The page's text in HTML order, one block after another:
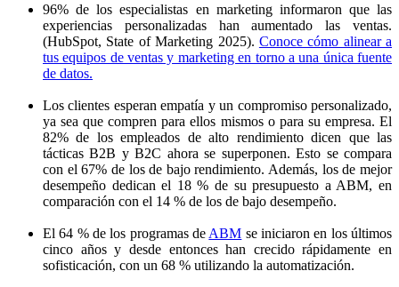
96% de los especialistas en marketing informaron que las
experiencias personalizadas han aumentado las ventas.
(HubSpot, State of Marketing 2025). Conoce cómo alinear a
tus equipos de ventas y marketing en torno a una única fuente
de datos.
Los clientes esperan empatía y un compromiso personalizado,
ya sea que compren para ellos mismos o para su empresa. El
82% de los empleados de alto rendimiento dicen que las
tácticas B2B y B2C ahora se superponen. Esto se compara
con el 67% de los de bajo rendimiento. Además, los de mejor
desempeño dedican el 18 % de su presupuesto a ABM, en
comparación con el 14 % de los de bajo desempeño.
El 64 % de los programas de ABM se iniciaron en los últimos
cinco años y desde entonces han crecido rápidamente en
sofisticación, con un 68 % utilizando la automatización.